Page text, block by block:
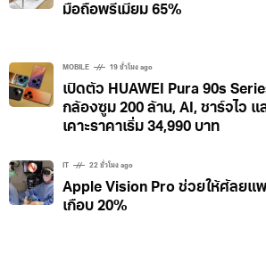
มือถือพรีเมียม 65%
MOBILE 19 ชั่วโมง ago
เปิดตัว HUAWEI Pura 90s
กล้องซูม 200 ล้าน, AI, ชาร์จไว แล
เคาะราคาเริ่ม 34,990 บาท
22 ชั่วโมง ago
Apple Vision Pro ช่วยให้ศัลยแ
เกือบ 20%